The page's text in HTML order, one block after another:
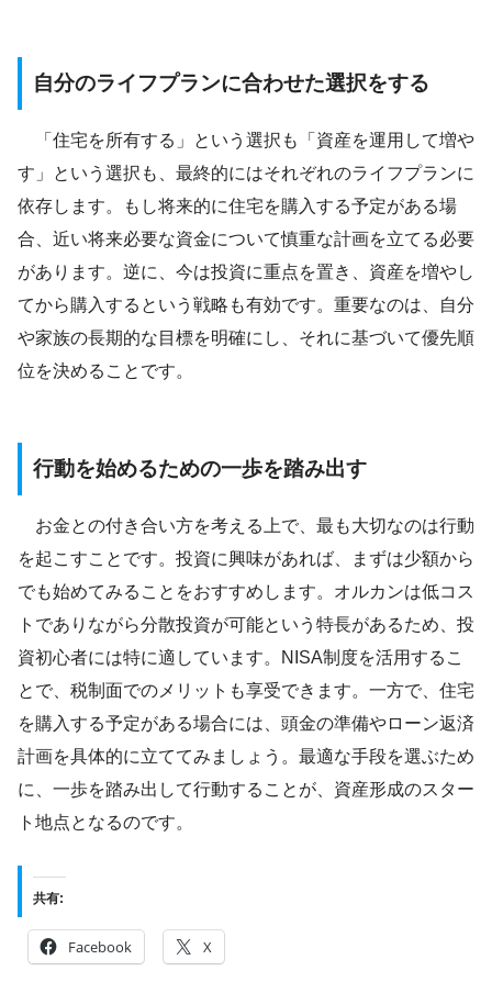
自分のライフプランに合わせた選択をする
「住宅を所有する」という選択も「資産を運用して増や
す」という選択も、最終的にはそれぞれのライフプランに
依存します。もし将来的に住宅を購入する予定がある場
合、近い将来必要な資金について慎重な計画を立てる必要
があります。逆に、今は投資に重点を置き、資産を増やし
てから購入するという戦略も有効です。重要なのは、自分
や家族の長期的な目標を明確にし、それに基づいて優先順
位を決めることです。
行動を始めるための一歩を踏み出す
お金との付き合い方を考える上で、最も大切なのは行動
を起こすことです。投資に興味があれば、まずは少額から
でも始めてみることをおすすめします。オルカンは低コス
トでありながら分散投資が可能という特長があるため、投
資初心者には特に適しています。NISA制度を活用するこ
とで、税制面でのメリットも享受できます。一方で、住宅
を購入する予定がある場合には、頭金の準備やローン返済
計画を具体的に立ててみましょう。最適な手段を選ぶため
に、一歩を踏み出して行動することが、資産形成のスター
ト地点となるのです。
共有:
Facebook X